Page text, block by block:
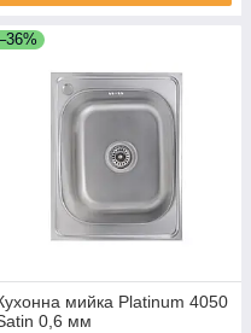
мийка Platinum 4050
0,6 мм